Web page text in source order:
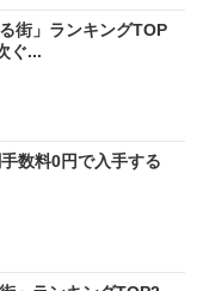
街」ランキングTOP
ぐ...
数料0円で入手する